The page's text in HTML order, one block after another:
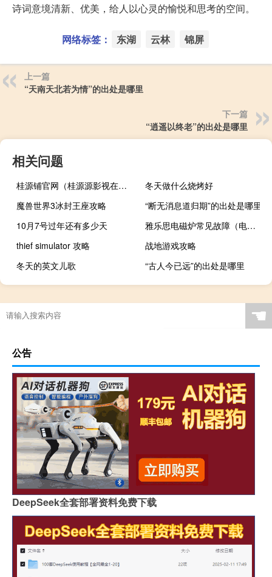
诗词意境清新、优美，给人以心灵的愉悦和思考的空间。
网络标签： 东湖 云林 锦屏
上一篇
“天南天北若为情”的出处是哪里
下一篇
“逍遥以终老”的出处是哪里
相关问题
桂源铺官网（桂源源影视在线看电影）
冬天做什么烧烤好
魔兽世界3冰封王座攻略
“断无消息道归期”的出处是哪里
10月7号过年还有多少天
雅乐思电磁炉常见故障（电磁炉常见故障）
thief simulator 攻略
战地游戏攻略
冬天的英文儿歌
“古人今已远”的出处是哪里
☚
公告
DeepSeek全套部署资料免费下载